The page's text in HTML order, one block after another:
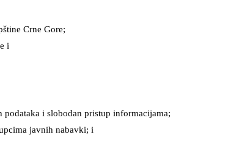
Crne Gore;
i
podataka i slobodan pristup informacijama;
javnih nabavki; i